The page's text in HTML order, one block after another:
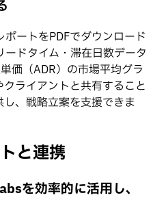
ートをPDFでダウンロード
ドタイム・滞在日数データ
価（ADR）の市場平均グラ
ライアントと共有すること
、戦略立案を支援できま
と連携
を効率的に活用し、